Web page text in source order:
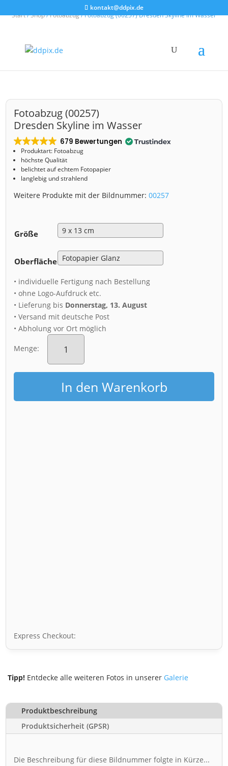
kontakt@ddpix.de
Start/Shop/Fotoabzug/ Fotoabzug (00257) Dresden Skyline im Wasser
Fotoabzug (00257)
Dresden Skyline im Wasser
679 Bewertungen
Produktart: Fotoabzug
höchste Qualität
belichtet auf echtem Fotopapier
langlebig und strahlend
Weitere Produkte mit der Bildnummer:00257
Größe
Oberfläche
• individuelle Fertigung nach Bestellung
• ohne Logo-Aufdruck etc.
• Lieferung bis Donnerstag, 13. August
• Versand mit deutsche Post
• Abholung vor Ort möglich
Menge:
Fotoabzug
(00257)
Skyline
im
Wasser
MengeIn den Warenkorb
Express Checkout:
Tipp! Entdecke alle weiteren Fotos in unserer Galerie
Produktbeschreibung
Produktsicherheit (GPSR)
Die Beschreibung für diese Bildnummer folgte in Kürze...